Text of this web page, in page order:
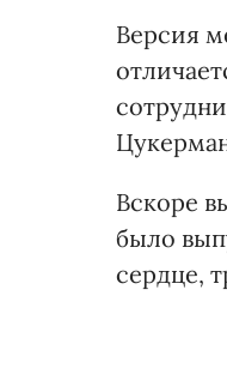
Версия
Вскоре
было
сердце,